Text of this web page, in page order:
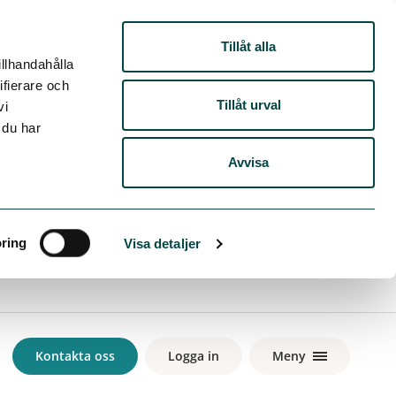
och
har
Visa detaljer
Tillåt alla
Tillåt urval
Avvisa
Kontakta oss Logga in Meny
Kontakta oss